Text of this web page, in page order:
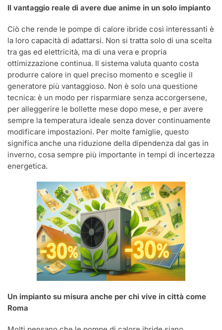
Il vantaggio reale di avere due anime in un solo impianto
Ciò che rende le pompe di calore ibride così interessanti è
la loro capacità di adattarsi. Non si tratta solo di una scelta
tra gas ed elettricità, ma di una vera e propria
ottimizzazione continua. Il sistema valuta quanto costa
produrre calore in quel preciso momento e sceglie il
generatore più vantaggioso. Non è solo una questione
tecnica: è un modo per risparmiare senza accorgersene,
per alleggerire le bollette mese dopo mese, e per avere
sempre la temperatura ideale senza dover continuamente
modificare impostazioni. Per molte famiglie, questo
significa anche una riduzione della dipendenza dal gas in
inverno, cosa sempre più importante in tempi di incertezza
energetica.
Un impianto su misura anche per chi vive in città come
Roma